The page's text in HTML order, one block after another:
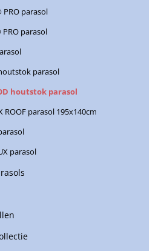
PRO parasol
parasol
parasol
houtstok parasol
ROOF parasol 195x140cm
parasol